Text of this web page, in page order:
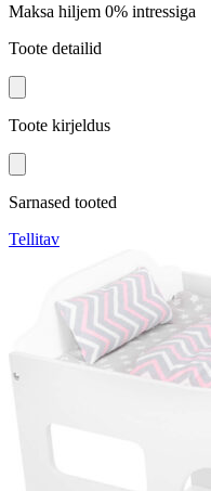
Maksa hiljem 0% intressiga
Toote detailid
Toote kirjeldus
Sarnased tooted
Tellitav